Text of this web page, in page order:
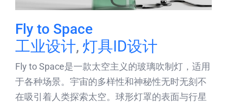
Fly to Space
工业设计, 灯具ID设计
Fly to Space是一款太空主义的玻璃吹制灯，适用
于各种场景。宇宙的多样性和神秘性无时无刻不
在吸引着人类探索太空。球形灯罩的表面与行星